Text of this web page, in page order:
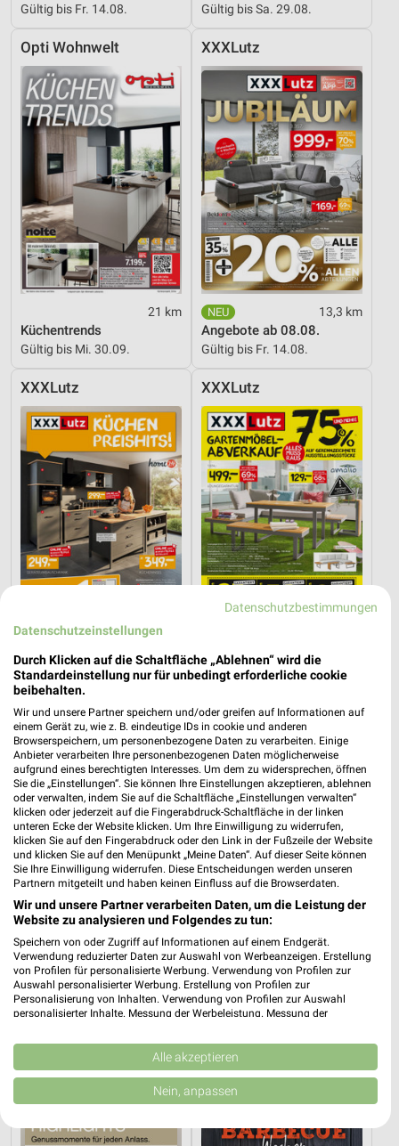
Gültig bis Fr. 14.08. Gültig bis Sa. 29.08.
Opti Wohnwelt
21 km
Küchentrends
Gültig bis Mi. 30.09.
XXXLutz
13,3 km
Angebote ab 08.08.
Gültig bis Fr. 14.08.
XXXLutz
13,3 km
Küchen Preishits!
Gültig bis Fr. 21.08.
XXXLutz
Gartenmöbel-Abverkauf
XXXLutz
13,3 km
Wohnideen so individuell wie du!
XXXLutz
13,3 km
Musterring
Opti Wohnwelt XXXLutz
Datenschutzbestimmungen
Datenschutzeinstellungen
Durch Klicken auf die Schaltfläche „Ablehnen“ wird die
Standardeinstellung nur für unbedingt erforderliche cookie
beibehalten.
Wir und unsere Partner speichern und/oder greifen auf Informationen auf
einem Gerät zu, wie z. B. eindeutige IDs in cookie und anderen
Browserspeichern, um personenbezogene Daten zu verarbeiten. Einige
Anbieter verarbeiten Ihre personenbezogenen Daten möglicherweise
aufgrund eines berechtigten Interesses. Um dem zu widersprechen, öffnen
Sie die „Einstellungen“. Sie können Ihre Einstellungen akzeptieren, ablehnen
oder verwalten, indem Sie auf die Schaltfläche „Einstellungen verwalten“
klicken oder jederzeit auf die Fingerabdruck-Schaltfläche in der linken
unteren Ecke der Website klicken. Um Ihre Einwilligung zu widerrufen,
klicken Sie auf den Fingerabdruck oder den Link in der Fußzeile der Website
und klicken Sie auf den Menüpunkt „Meine Daten“. Auf dieser Seite können
Sie Ihre Einwilligung widerrufen. Diese Entscheidungen werden unseren
Partnern mitgeteilt und haben keinen Einfluss auf die Browserdaten.
Wir und unsere Partner verarbeiten Daten, um die Leistung der
Website zu analysieren und Folgendes zu tun:
Speichern von oder Zugriff auf Informationen auf einem Endgerät.
Verwendung reduzierter Daten zur Auswahl von Werbeanzeigen. Erstellung
von Profilen für personalisierte Werbung. Verwendung von Profilen zur
Auswahl personalisierter Werbung. Erstellung von Profilen zur
Personalisierung von Inhalten. Verwendung von Profilen zur Auswahl
personalisierter Inhalte. Messung der Werbeleistung. Messung der
Kombinationen von Daten aus verschiedenen Quellen. Entwicklung und
Verbesserung der Angebote. Verwendung reduzierter Daten zur Auswahl
von Inhalten.
Daten können außerhalb der Europäischen Union weitergegeben und in die
Website/App.
Alle akzeptieren
Nein, anpassen